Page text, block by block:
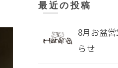
最近の投稿
8月お盆
らせ